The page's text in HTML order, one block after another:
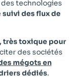
technologies
suivi des flux de
très toxique pour
des sociétés
mégots en
dédiés.